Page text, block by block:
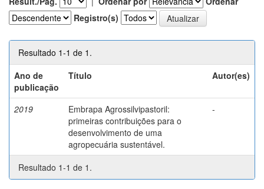
Registro(s)
Resultado 1-1 de 1.
Ano de
publicação
Título Autor(es)
2019
Embrapa Agrossilvipastoril:
primeiras contribuições para o
desenvolvimento de uma
agropecuária sustentável.
-
Resultado 1-1 de 1.